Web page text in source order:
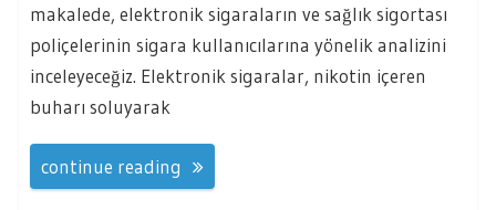
makalede, elektronik sigaraların ve sağlık sigortası
poliçelerinin sigara kullanıcılarına yönelik analizini
inceleyeceğiz. Elektronik sigaralar, nikotin içeren
buharı soluyarak
continue reading